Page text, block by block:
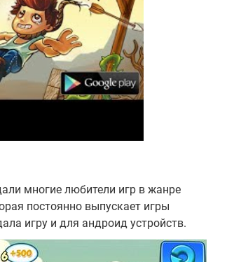
многие любители игр в жанре
постоянно выпускает игры
игру и для андроид устройств.